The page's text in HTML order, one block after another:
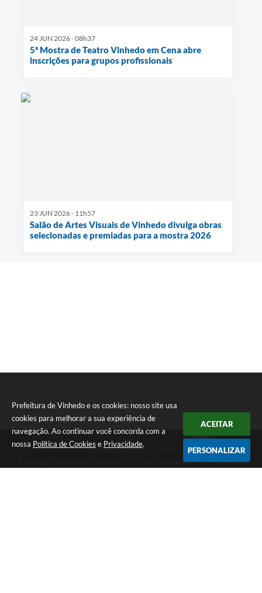
Prefeitura de Vinhedo e os cookies: nosso site usa
cookies para melhorar a sua experiência de
navegação. Ao continuar você concorda com a
nossa Política de Cookies e Privacidade.
ACEITAR
PERSONALIZAR
24 JUN 2026 - 08h37
5ª Mostra de Teatro Vinhedo em Cena abre
inscrições para grupos profissionais
23 JUN 2026 - 11h57
Salão de Artes Visuais de Vinhedo divulga obras
selecionadas e premiadas para a mostra 2026
Telefone: (19) 3826-7800
Endereço: Rua João Corazzari, nº 394, Centro | CEP: 13280-091